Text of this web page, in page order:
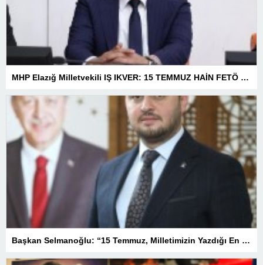
MHP Elazığ Milletvekili IŞ IKVER: 15 TEMMUZ HAİN FETÖ KALKIŞMASI TÜRKİYE’Yİ İŞGAL GİRİŞİMİDİR
Başkan Selmanoğlu: “15 Temmuz, Milletimizin Yazdığı En Büyük Demokrasi Destanlarından Biridir”